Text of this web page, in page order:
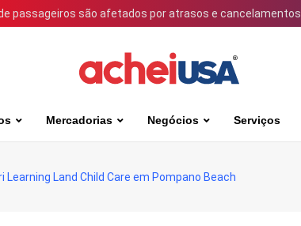
passageiros são afetados por atrasos e cancelamentos
Mercadorias Negócios Serviços
Learning Land Child Care em Pompano Beach